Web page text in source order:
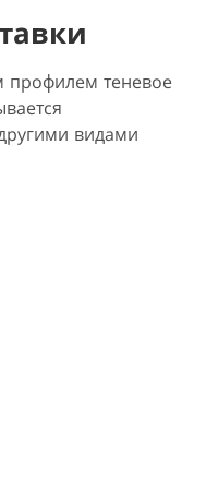
профилем теневое
видами